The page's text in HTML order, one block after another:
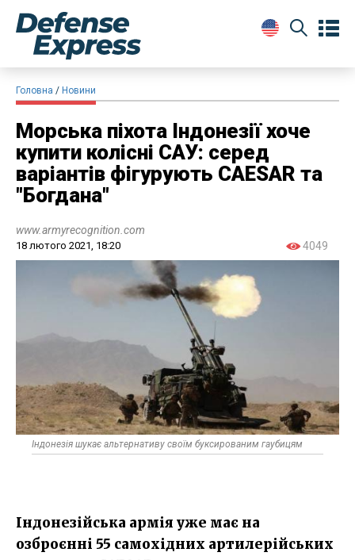
Головна Новини
Морська піхота Індонезії хоче
купити колісні САУ: серед
варіантів фігурують CAESAR та
"Богдана"
www.armyrecognition.com
18 лютого 2021, 18:20 4049
Індонезія шукає альтернативу своїм буксированим гаубицям
Індонезійська армія уже має на
озброєнні 55 самохідних артилерійських